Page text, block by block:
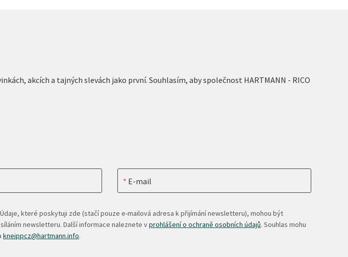
akcích a tajných slevách jako první. Souhlasím, aby společnost HARTMANN - RICO
E-mail
které poskytuji zde (stačí pouze e-mailová adresa k přijímání newsletteru), mohou být
newsletteru. Další informace naleznete vprohlášení o ochraně osobních údajů. Souhlas mohu
kneippcz@hartmann.info.